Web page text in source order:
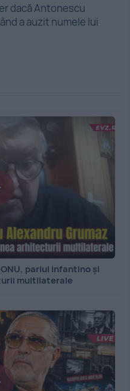
dacă Antonescu
a auzit numele lui
pariul Infantino și
multilaterale